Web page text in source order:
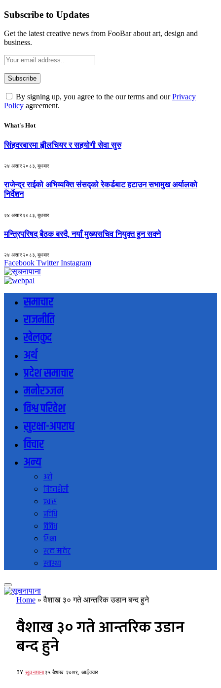
Subscribe to Updates
Get the latest creative news from FooBar about art, design and
business.
By signing up, you agree to the our terms and ourPrivacy
Policy agreement.
What's Hot
सिंहदरबारमा ह्वीलचियर र सहयोगी सेवा सुरु
२४ असार २०८३, बुधबार
राजेन्द्र राईको अभिव्यक्ति संसद्को रेकर्डबाट हटाउन सभामुख अर्यालको
निर्देशन
२४ असार २०८३, बुधबार
मन्त्रिपरिषद् बैठक बस्दै, नयाँ मुख्यसचिव नियुक्त हुन सक्ने
२४ असार २०८३, बुधबार
Facebook Twitter Instagram
समाचार
राजनीति
खेलकुद
अर्थ
प्रदेश समाचार
मनोरञ्जन
विश्व परिवेश
सुरक्षा-अपराध
विचार
अन्य
अटो
जिवनशैली
प्रवास
प्रविधि
विविध
शिक्षा
स्टक मार्केट
स्वास्थ्य
Home »वैशाख ३० गते आन्तरिक उडान बन्द हुने
वैशाख ३० गते आन्तरिक उडान
बन्द हुने
BY सूचनापाना२५ बैशाख २०७९, आईतवार